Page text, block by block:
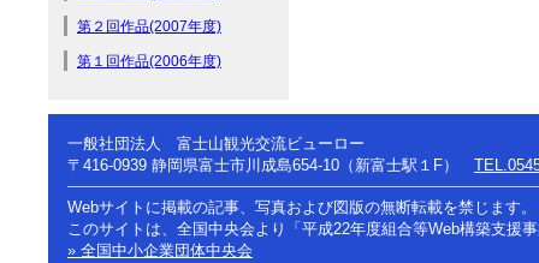
第２回作品(2007年度)
第１回作品(2006年度)
一般社団法人 富士山観光交流ビューロー
〒416-0939 静岡県富士市川成島654-10（新富士駅１F）
Webサイトに掲載の記事、写真および図版の無断転載を禁じます。
このサイトは、全国中央会より「平成22年度組合等Web構築支援
» 全国中小企業団体中央会